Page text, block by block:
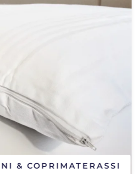
& COPRIMATERASSI